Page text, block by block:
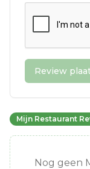
Review
Mijn Restaurant
Nog geen